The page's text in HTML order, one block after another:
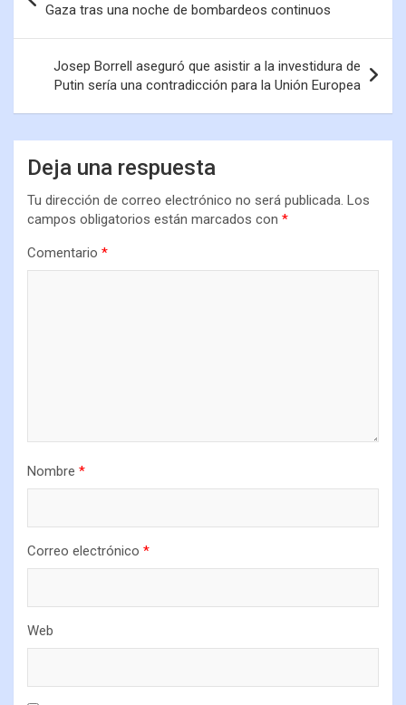
Gaza tras una noche de bombardeos continuos
Josep Borrell aseguró que asistir a la investidura de
Putin sería una contradicción para la Unión Europea
Deja una respuesta
Tu dirección de correo electrónico no será publicada. Los
campos obligatorios están marcados con *
Comentario *
Nombre *
Correo electrónico *
Web